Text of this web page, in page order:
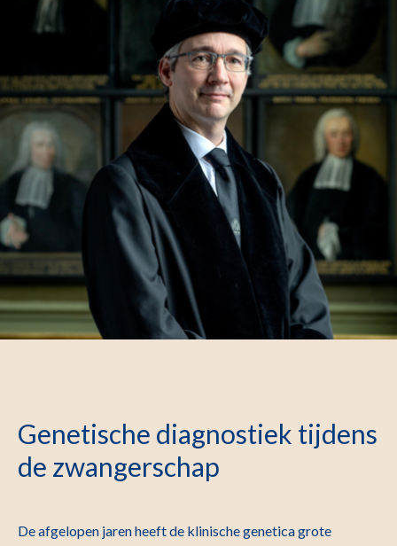
Genetische diagnostiek tijdens
de zwangerschap
De afgelopen jaren heeft de klinische genetica grote